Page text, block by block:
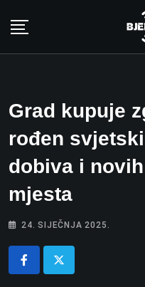
Grad kupuje
rođen
dobiva i
mjesta
24. SIJEČNJA 2025.